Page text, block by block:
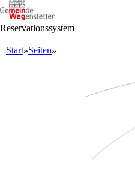
Reservationssystem
Start»Seiten»